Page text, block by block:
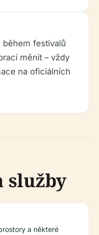
během festivalů
měnit – vždy
na oficiálních
služby
a některé